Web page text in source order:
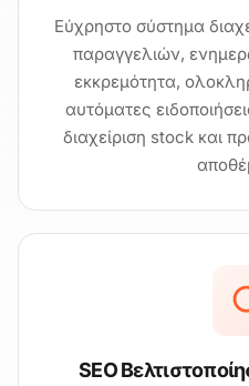
Εύχρηστο σύστημα
παραγγελιών,
εκκρεμότητα,
αυτόματες
διαχείριση stock και
SEO